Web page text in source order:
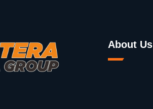
About Us